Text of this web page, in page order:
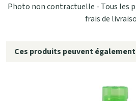
Photo non contractuelle - Tous les
frais de
Ces produits peuvent